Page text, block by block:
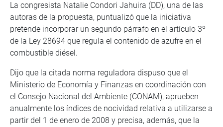
La congresista Natalie Condori Jahuira (DD), una de las
autoras de la propuesta, puntualizó que la iniciativa
pretende incorporar un segundo párrafo en el artículo 3º
de la Ley 28694 que regula el contenido de azufre en el
combustible diésel.
Dijo que la citada norma reguladora dispuso que el
Ministerio de Economía y Finanzas en coordinación con
el Consejo Nacional del Ambiente (CONAM), aprueben
anualmente los índices de nocividad relativa a utilizarse a
partir del 1 de enero de 2008 y precisa, además, que la